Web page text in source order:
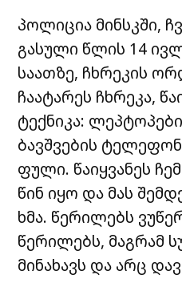
პოლიცია მინსკში,
გასული წლის 14
საათზე, ჩხრეკის
ჩაატარეს ჩხრეკა,
ტექნიკა:
ბავშვების
ფული. წაიყვანეს
წინ იყო და მას
ხმა. წერილებს
წერილებს, მაგრამ
მინახავს და არც